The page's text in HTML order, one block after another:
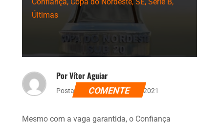
Últimas
Por Vítor Aguiar
Postado dia 7 de outubro de 2021
COMENTE
Mesmo com a vaga garantida, o Confiança